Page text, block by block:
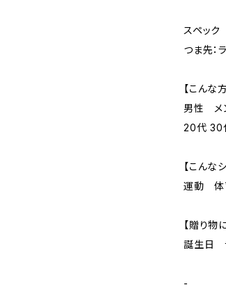
スペック
つま先：
【こんな
男性 メ
20代 30
【こんな
運動 体
【贈り物
誕生日
-